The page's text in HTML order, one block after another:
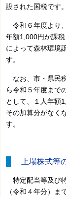
設された国税です。
令和６年度より
年額1,000円が課
によって森林環境
す。
なお、市・県民
ら令和５年度まで
として、１人年額
その加算分がなく
す。
上場株式等
特定配当等及び
（令和４年分）